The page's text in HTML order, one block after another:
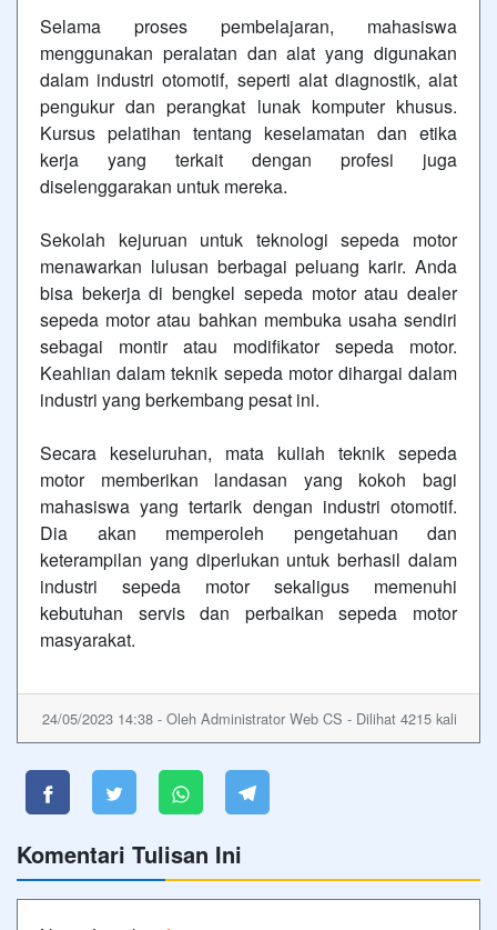
Selama proses pembelajaran, mahasiswa
menggunakan peralatan dan alat yang digunakan
dalam industri otomotif, seperti alat diagnostik, alat
pengukur dan perangkat lunak komputer khusus.
Kursus pelatihan tentang keselamatan dan etika
kerja yang terkait dengan profesi juga
diselenggarakan untuk mereka.
Sekolah kejuruan untuk teknologi sepeda motor
menawarkan lulusan berbagai peluang karir. Anda
bisa bekerja di bengkel sepeda motor atau dealer
sepeda motor atau bahkan membuka usaha sendiri
sebagai montir atau modifikator sepeda motor.
Keahlian dalam teknik sepeda motor dihargai dalam
industri yang berkembang pesat ini.
Secara keseluruhan, mata kuliah teknik sepeda
motor memberikan landasan yang kokoh bagi
mahasiswa yang tertarik dengan industri otomotif.
Dia akan memperoleh pengetahuan dan
keterampilan yang diperlukan untuk berhasil dalam
industri sepeda motor sekaligus memenuhi
kebutuhan servis dan perbaikan sepeda motor
masyarakat.
24/05/2023 14:38 - Oleh Administrator Web CS - Dilihat 4215 kali
Komentari Tulisan Ini